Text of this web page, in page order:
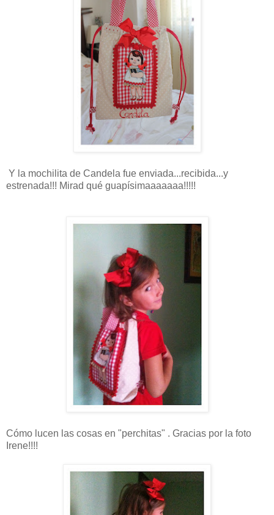
Y la mochilita de Candela fue enviada...recibida...y
estrenada!!! Mirad qué guapísimaaaaaaa!!!!!
Cómo lucen las cosas en "perchitas" . Gracias por la foto
Irene!!!!